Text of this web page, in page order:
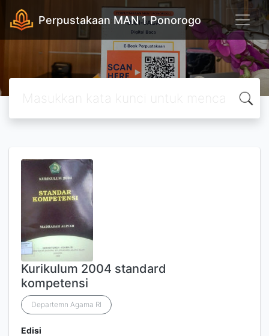
Perpustakaan MAN 1 Ponorogo
Kurikulum 2004 standard
kompetensi
Departemn Agama RI
Edisi